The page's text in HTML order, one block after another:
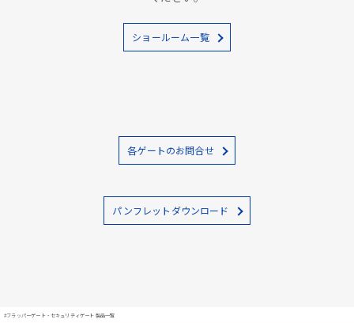
ショールーム一覧
各ゲートのお問合せ
パンフレットダウンロード
#フラッパーゲート・セキュリティゲート 製品一覧